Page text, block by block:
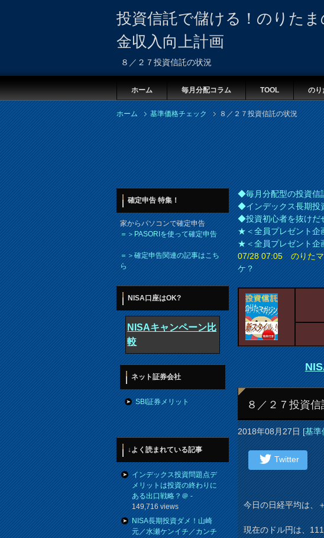
投資信託で儲ける！のりた
金収入向上計画
８／２７投資信託の状況
ホーム 毎月分配コラム TOOL のり
ホーム 基準価格チェック ８／２７投資信託の状況
◆毎月分配型の投資信
◆インデックス長期投
◆投資初心者を抜けだ
★＜全員プレゼント企
★＜全員プレゼント企
07/28 07:05 のりたマ
ケ？
８／２７投資
2018年08月27日[基準
Twitter
今日の日経平均は、
現在のドル円は、
確定申告 特集！
家からパソコンで確定申告
＝＞PASORIを使って確定申告
＝＞確定申告関連の記事はこち
ら
NISA口座はOK?
NISAキャンペーン比
較
ネット証券会社
SBI証券メリット
↓よく読まれている記事
インデックス投資問題点デ
メリットは投資の終わりに
ある出口戦略？＠-
149,716 views
NISA長期投資ダメ！山崎
元／水瀬ケンイチ／カンチ